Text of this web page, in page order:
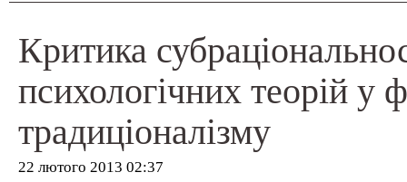
Критика
психологічних теорій у
традиціоналізму
22 лютого 2013 02:37